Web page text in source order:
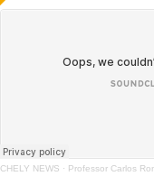
CHELY NEWS · Professor Carlos